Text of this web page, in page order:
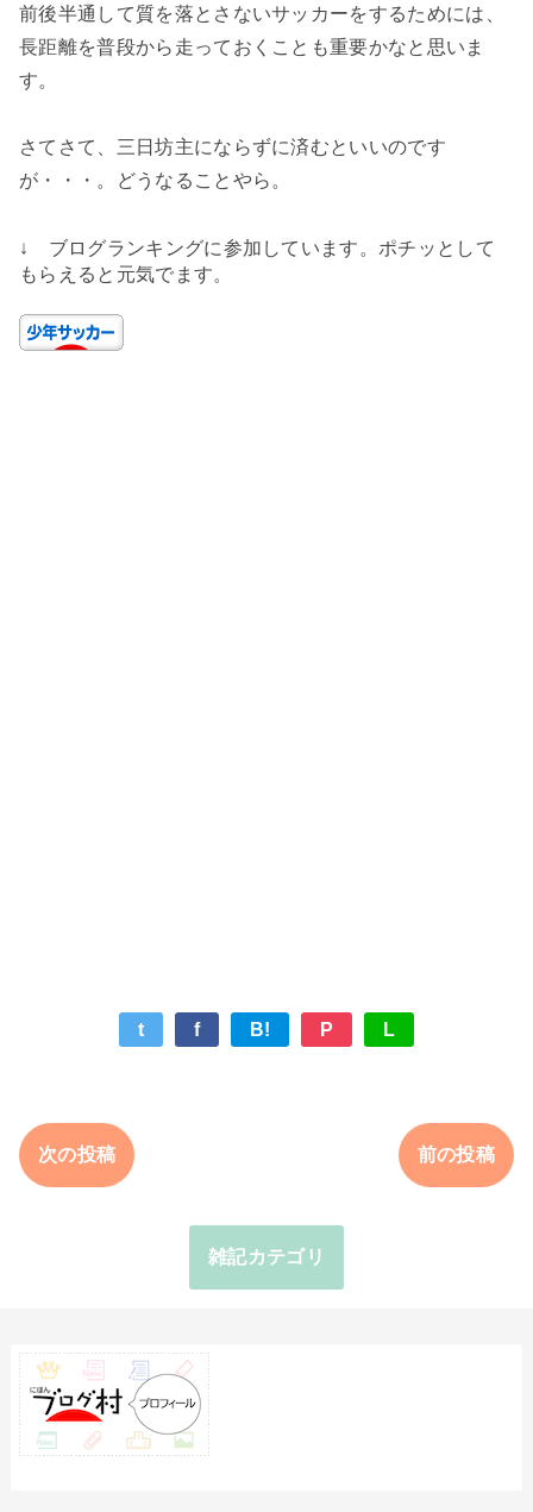
前後半通して質を落とさないサッカーをするためには、
長距離を普段から走っておくことも重要かなと思いま
す。
さてさて、三日坊主にならずに済むといいのです
が・・・。どうなることやら。
↓ ブログランキングに参加しています。ポチッとして
もらえると元気でます。
t f B! P L
次の投稿 前の投稿
雑記カテゴリ